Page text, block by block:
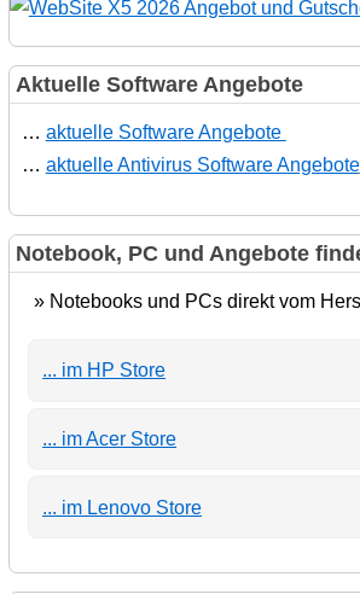
Aktuelle Software Angebote
… aktuelle Software Angebote
… aktuelle Antivirus Software Angebote
Notebook, PC und Angebote
» Notebooks und PCs direkt vom
... im HP Store
... im Acer Store
... im Lenovo Store